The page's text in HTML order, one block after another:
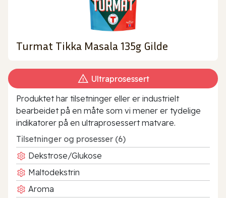
Turmat Tikka Masala 135g Gilde
Ultraprosessert
Produktet har tilsetninger eller er industrielt
bearbeidet på en måte som vi mener er tydelige
indikatorer på en ultraprosessert matvare.
Tilsetninger og prosesser (6)
Dekstrose/Glukose
Maltodekstrin
Aroma